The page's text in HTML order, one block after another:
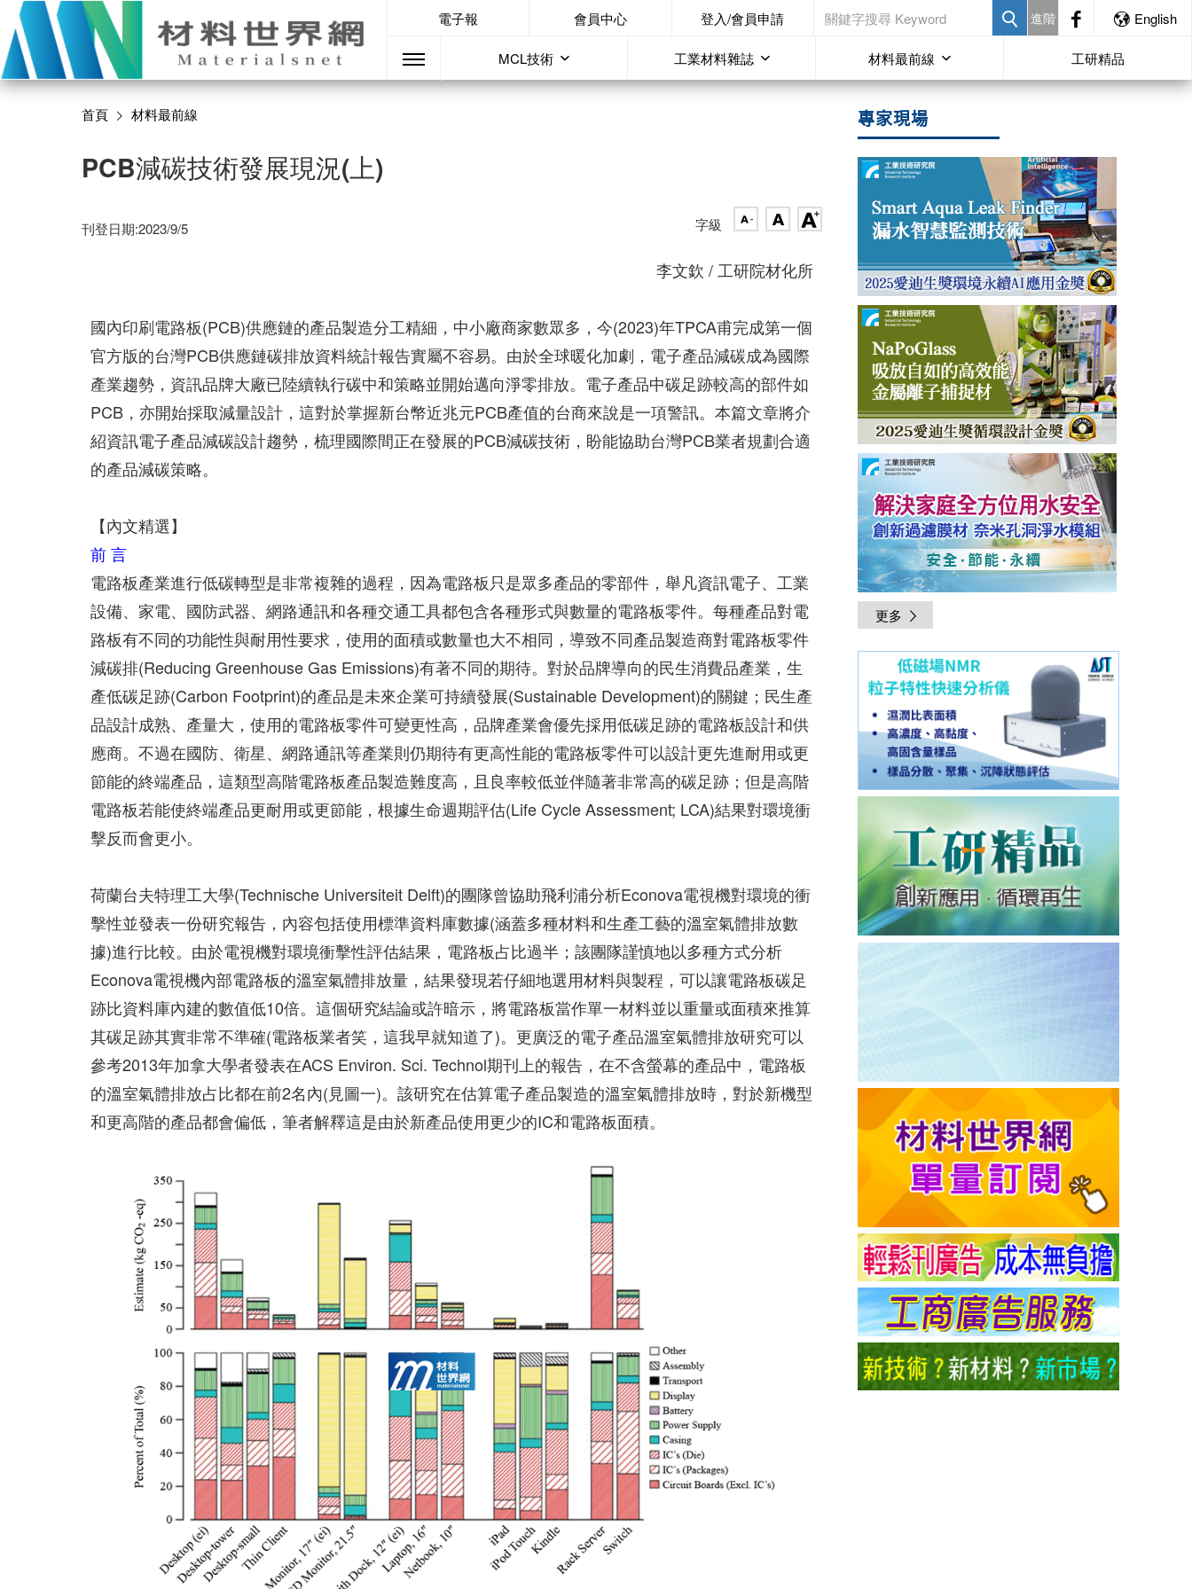
電子報 會員中心 登入/會員申請 進階 English
MCL技術 工業材料雜誌 材料最前線 工研精品
首頁 材料最前線
PCB減碳技術發展現況(上)
刊登日期:2023/9/5 字級
李文欽 / 工研院材化所
國內印刷電路板(PCB)供應鏈的產品製造分工精細，中小廠商家數眾多，今(2023)年TPCA甫完成第一個
官方版的台灣PCB供應鏈碳排放資料統計報告實屬不容易。由於全球暖化加劇，電子產品減碳成為國際
產業趨勢，資訊品牌大廠已陸續執行碳中和策略並開始邁向淨零排放。電子產品中碳足跡較高的部件如
PCB，亦開始採取減量設計，這對於掌握新台幣近兆元PCB產值的台商來說是一項警訊。本篇文章將介
紹資訊電子產品減碳設計趨勢，梳理國際間正在發展的PCB減碳技術，盼能協助台灣PCB業者規劃合適
的產品減碳策略。
【內文精選】
前 言
電路板產業進行低碳轉型是非常複雜的過程，因為電路板只是眾多產品的零部件，舉凡資訊電子、工業
設備、家電、國防武器、網路通訊和各種交通工具都包含各種形式與數量的電路板零件。每種產品對電
路板有不同的功能性與耐用性要求，使用的面積或數量也大不相同，導致不同產品製造商對電路板零件
減碳排(Reducing Greenhouse Gas Emissions)有著不同的期待。對於品牌導向的民生消費品產業，生
產低碳足跡(Carbon Footprint)的產品是未來企業可持續發展(Sustainable Development)的關鍵；民生產
品設計成熟、產量大，使用的電路板零件可變更性高，品牌產業會優先採用低碳足跡的電路板設計和供
應商。不過在國防、衛星、網路通訊等產業則仍期待有更高性能的電路板零件可以設計更先進耐用或更
節能的終端產品，這類型高階電路板產品製造難度高，且良率較低並伴隨著非常高的碳足跡；但是高階
電路板若能使終端產品更耐用或更節能，根據生命週期評估(Life Cycle Assessment; LCA)結果對環境衝
擊反而會更小。
荷蘭台夫特理工大學(Technische Universiteit Delft)的團隊曾協助飛利浦分析Econova電視機對環境的衝
擊性並發表一份研究報告，內容包括使用標準資料庫數據(涵蓋多種材料和生產工藝的溫室氣體排放數
據)進行比較。由於電視機對環境衝擊性評估結果，電路板占比過半；該團隊謹慎地以多種方式分析
Econova電視機內部電路板的溫室氣體排放量，結果發現若仔細地選用材料與製程，可以讓電路板碳足
跡比資料庫內建的數值低10倍。這個研究結論或許暗示，將電路板當作單一材料並以重量或面積來推算
其碳足跡其實非常不準確(電路板業者笑，這我早就知道了)。更廣泛的電子產品溫室氣體排放研究可以
參考2013年加拿大學者發表在ACS Environ. Sci. Technol期刊上的報告，在不含螢幕的產品中，電路板
的溫室氣體排放占比都在前2名內(見圖一)。該研究在估算電子產品製造的溫室氣體排放時，對於新機型
和更高階的產品都會偏低，筆者解釋這是由於新產品使用更少的IC和電路板面積。
專家現場
更多